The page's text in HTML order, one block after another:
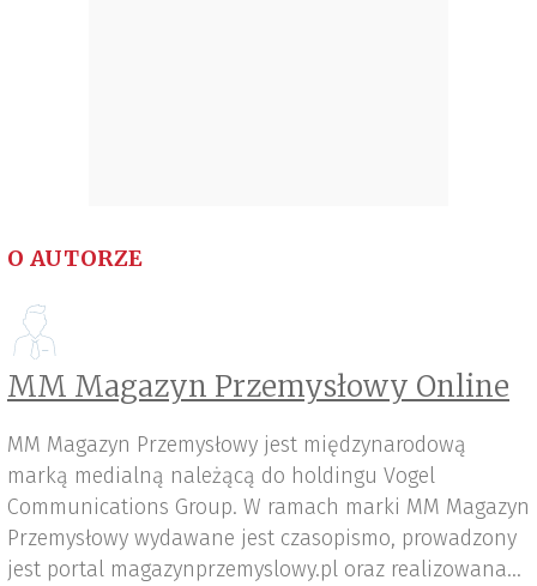
O AUTORZE
MM Magazyn Przemysłowy Online
MM Magazyn Przemysłowy jest międzynarodową
marką medialną należącą do holdingu Vogel
Communications Group. W ramach marki MM Magazyn
Przemysłowy wydawane jest czasopismo, prowadzony
jest portal magazynprzemyslowy.pl oraz realizowana